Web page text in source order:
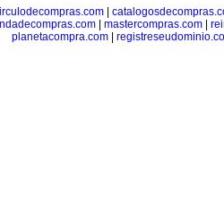
|
| mastercompras.com|
planetacompra.com|